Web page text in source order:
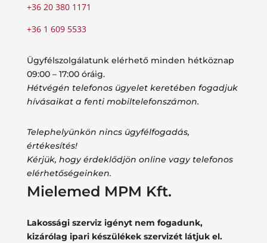
+36 20 380 1171
+36 1 609 5533
Ügyfélszolgálatunk elérhető minden hétköznap
09:00 – 17:00 óráig.
Hétvégén telefonos ügyelet keretében fogadjuk
hívásaikat a fenti mobiltelefonszámon.
Telephelyünkön nincs ügyfélfogadás,
értékesítés!
Kérjük, hogy érdeklődjön online vagy telefonos
elérhetőségeinken.
Mielemed MPM Kft.
Lakossági szerviz igényt nem fogadunk,
kizárólag ipari készülékek szervizét látjuk el.